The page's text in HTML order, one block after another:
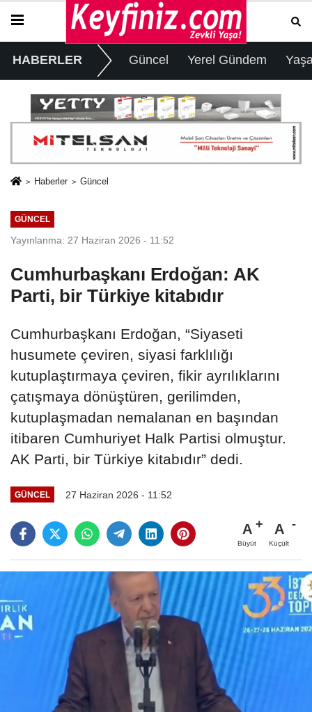
HABERLER Güncel Yerel Gündem
Haberler Güncel
GÜNCEL
Yayınlanma: 27 Haziran 2026 - 11:52
Cumhurbaşkanı Erdoğan: AK
Parti, bir Türkiye kitabıdır
Cumhurbaşkanı Erdoğan, “Siyaseti
husumete çeviren, siyasi farklılığı
kutuplaştırmaya çeviren, fikir ayrılıklarını
çatışmaya dönüştüren, gerilimden,
kutuplaşmadan nemalanan en başından
itibaren Cumhuriyet Halk Partisi olmuştur.
AK Parti, bir Türkiye kitabıdır” dedi.
GÜNCEL 27 Haziran 2026 - 11:52
A
Büyüt
A
Küçült